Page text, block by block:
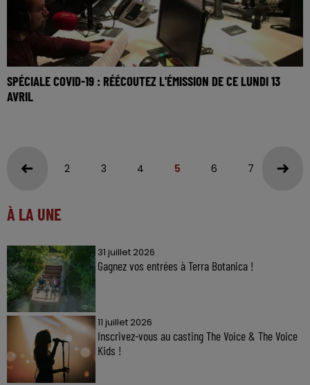
SPÉCIALE COVID-19 : RÉÉCOUTEZ L'ÉMISSION DE CE LUNDI 13
AVRIL
2 3 4 5 6 7 8
À LA UNE
31 juillet 2026
Gagnez vos entrées à Terra Botanica !
11 juillet 2026
Inscrivez-vous au casting The Voice & The Voice
Kids !